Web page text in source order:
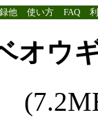
他 使い方 FAQ
オウ